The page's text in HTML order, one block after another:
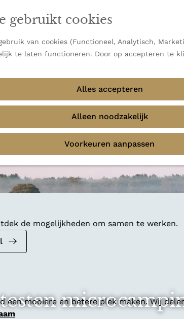
gebruikt cookies
van cookies (Functioneel, Analytisch,
te laten functioneren. Door op accepteren te
Alles accepteren
Alleen noodzakelijk
Voorkeuren aanpassen
bekend om zijn indrukwekkende
uitzichten.
de mogelijkheden om samen te werken.
een mooiere en betere plek maken. Wij